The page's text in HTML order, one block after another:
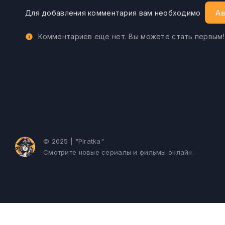
Для добавления комментария вам необходимо
Комментариев еще нет. Вы можете стать первым!
© 2025 | "Piratka"
Смотрите новые сериалы и фильмы онлайн.